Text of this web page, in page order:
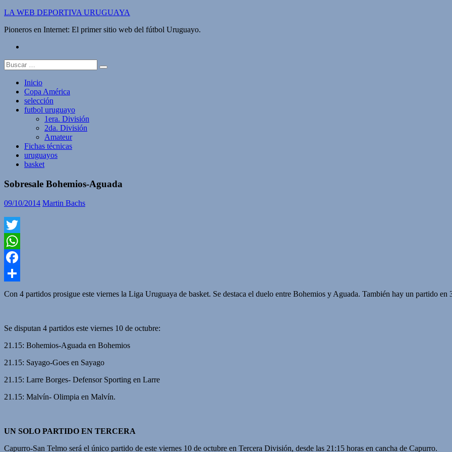
Saltar
contenido
LA WEB DEPORTIVA URUGUAYA
Pioneros en Internet: El primer sitio web del fútbol Uruguayo.
Buscar:
Inicio
Copa América
selección
futbol uruguayo
1era. División
2da. División
Amateur
Fichas técnicas
uruguayos
basket
Sobresale Bohemios-Aguada
09/10/2014 Martin Bachs
Twitter
WhatsApp
Facebook
Compartir
Con 4 partidos prosigue este viernes la Liga Uruguaya de basket. Se destaca el duelo entre Bohemios y Aguada. También hay un partido en
Se disputan 4 partidos este viernes 10 de octubre:
21.15: Bohemios-Aguada en Bohemios
21.15: Sayago-Goes en Sayago
21.15: Larre Borges- Defensor Sporting en Larre
21.15: Malvín- Olimpia en Malvín.
UN SOLO PARTIDO EN TERCERA
Capurro-San Telmo será el único partido de este viernes 10 de octubre en Tercera División, desde las 21:15 horas en cancha de Capurro.